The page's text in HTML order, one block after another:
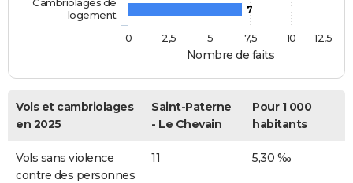
Nombre de faits
7
logement
0
10
2,5 5 7,5 12,5
Vols et cambriolages
en 2025
Saint-Paterne
- Le Chevain
Pour 1 000
habitants
Vols sans violence
contre des personnes
11 5,30 ‰